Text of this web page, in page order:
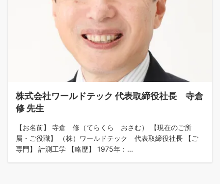
株式会社ワールドテック 代表取締役社長 寺倉
修 先生
【お名前】 寺倉 修（てらくら おさむ） 【現在のご所
属・ご役職】 （株）ワールドテック 代表取締役社長 【ご
専門】 計測工学 【略歴】 1975年：...